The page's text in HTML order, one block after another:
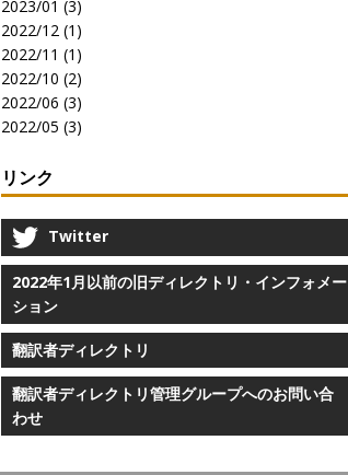
2023/01 (3)
2022/12 (1)
2022/11 (1)
2022/10 (2)
2022/06 (3)
2022/05 (3)
リンク
Twitter
2022年1月以前の旧ディレクトリ・インフォメー
ション
翻訳者ディレクトリ
翻訳者ディレクトリ管理グループへのお問い合
わせ